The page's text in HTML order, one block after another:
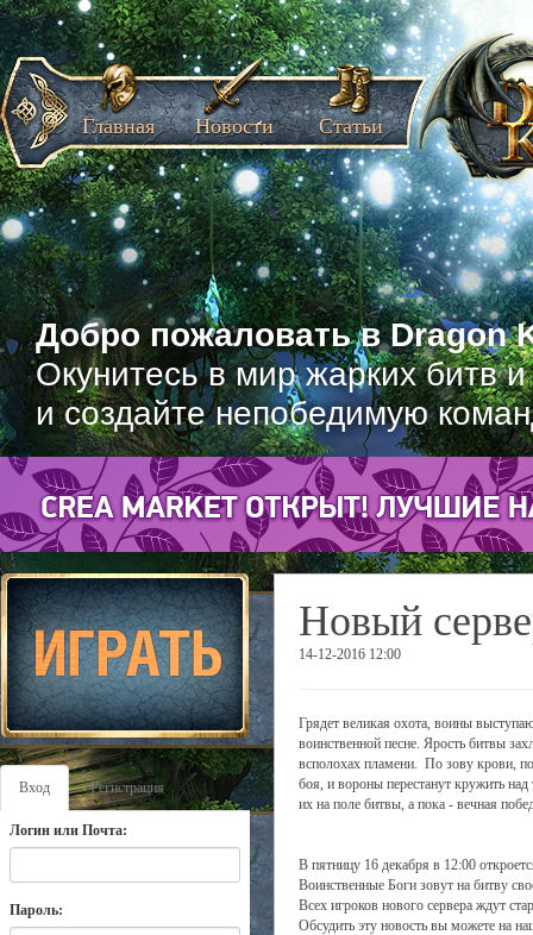
Добро пожаловать в Dragon
Окунитесь в мир жарких битв
и создайте непобедимую
Главная Новости Статьи
Вход Регистрация
Логин или Почта:
Пароль:
Новый
14-12-2016 12:00
Грядет великая охота, воины
воинственной песне. Ярость битвы
всполохах пламени. По зову крови,
боя, и вороны перестанут кружить
их на поле битвы, а пока - вечная
В пятницу 16 декабря в 12:00
Воинственные Боги зовут на битву
Всех игроков нового сервера ждут
Обсудить эту новость вы можете на